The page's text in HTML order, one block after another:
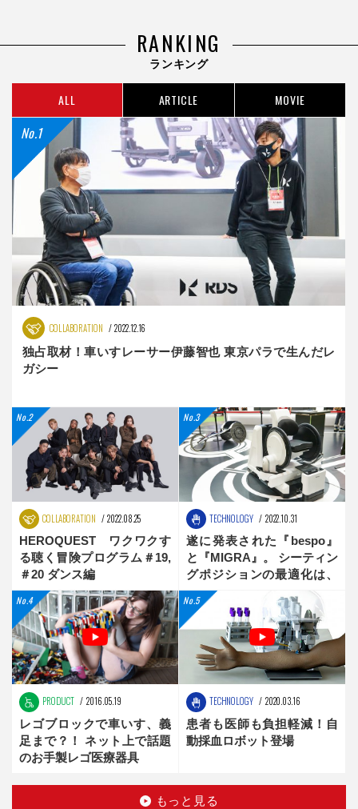
RANKING
ランキング
ALL ARTICLE MOVIE
COLLABORATION 2022.12.16
独占取材！車いすレーサー伊藤智也 東京パラで生んだレ
ガシー
COLLABORATION 2022.08.25
HEROQUEST ワクワクす
る聴く冒険プログラム＃19,
＃20 ダンス編
TECHNOLOGY 2022.10.31
遂に発表された『bespo』
と『MIGRA』。 シーティン
グポジションの最適化は、
新時代へ
PRODUCT 2016.05.19
レゴブロックで車いす、義
足まで？！ ネット上で話題
のお手製レゴ医療器具
TECHNOLOGY 2020.03.16
患者も医師も負担軽減！自
動採血ロボット登場
もっと見る